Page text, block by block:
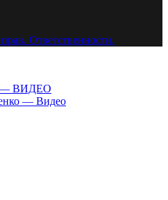
Ответственности.
— ВИДЕО
— Видео